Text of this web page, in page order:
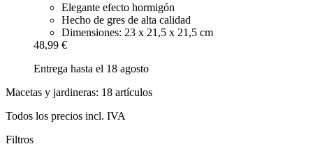
Elegante efecto hormigón
Hecho de gres de alta calidad
Dimensiones: 23 x 21,5 x 21,5 cm
48,99 €
Entrega hasta el 18 agosto
Macetas y jardineras: 18 artículos
Todos los precios incl. IVA
Filtros